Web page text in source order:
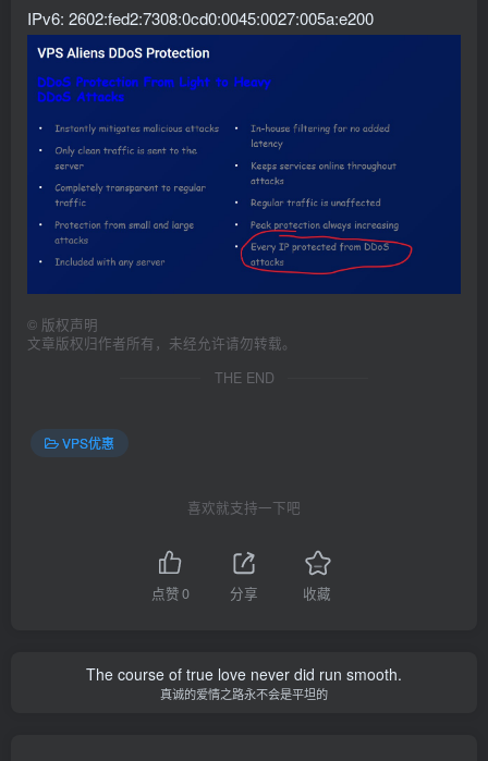
IPv6: 2602:fed2:7308:0cd0:0045:0027:005a:e200
© 版权声明
文章版权归作者所有，未经允许请勿转载。
THE END
VPS优惠
喜欢就支持一下吧
点赞0 分享 收藏
The course of true love never did run smooth.
真诚的爱情之路永不会是平坦的